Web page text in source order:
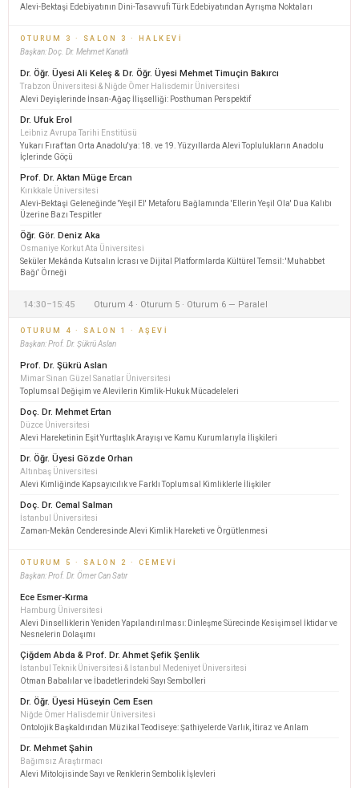
Alevi-Bektaşi Edebiyatının Dini-Tasavvufi Türk Edebiyatından Ayrışma Noktaları
OTURUM 3 · SALON 3 · HALKEVI
Başkan: Doç. Dr. Mehmet Kanatlı
Dr. Öğr. Üyesi Ali Keleş & Dr. Öğr. Üyesi Mehmet Timuçin Bakırcı
Trabzon Üniversitesi & Niğde Ömer Halisdemir Üniversitesi
Alevi Deyişlerinde İnsan-Ağaç İlişselliği: Posthuman Perspektif
Dr. Ufuk Erol
Leibniz Avrupa Tarihi Enstitüsü
Yukarı Fırat'tan Orta Anadolu'ya: 18. ve 19. Yüzyıllarda Alevi Toplulukların Anadolu
İçlerinde Göçü
Prof. Dr. Aktan Müge Ercan
Kırıkkale Üniversitesi
Alevi-Bektaşi Geleneğinde 'Yeşil El' Metaforu Bağlamında 'Ellerin Yeşil Ola' Dua Kalıbı
Üzerine Bazı Tespitler
Öğr. Gör. Deniz Aka
Osmaniye Korkut Ata Üniversitesi
Seküler Mekânda Kutsalın İcrası ve Dijital Platformlarda Kültürel Temsil: 'Muhabbet
Bağı' Örneği
14:30–15:45 Oturum 4 · Oturum 5 · Oturum 6 — Paralel
OTURUM 4 · SALON 1 · AŞEVI
Başkan: Prof. Dr. Şükrü Aslan
Prof. Dr. Şükrü Aslan
Mimar Sinan Güzel Sanatlar Üniversitesi
Toplumsal Değişim ve Alevilerin Kimlik-Hukuk Mücadeleleri
Doç. Dr. Mehmet Ertan
Düzce Üniversitesi
Alevi Hareketinin Eşit Yurttaşlık Arayışı ve Kamu Kurumlarıyla İlişkileri
Dr. Öğr. Üyesi Gözde Orhan
Altınbaş Üniversitesi
Alevi Kimliğinde Kapsayıcılık ve Farklı Toplumsal Kimliklerle İlişkiler
Doç. Dr. Cemal Salman
İstanbul Üniversitesi
Zaman-Mekân Cenderesinde Alevi Kimlik Hareketi ve Örgütlenmesi
OTURUM 5 · SALON 2 · CEMEVI
Başkan: Prof. Dr. Ömer Can Satır
Ece Esmer-Kırma
Hamburg Üniversitesi
Alevi Dinselliklerin Yeniden Yapılandırılması: Dinleşme Sürecinde Kesişimsel İktidar ve
Nesnelerin Dolaşımı
Çiğdem Abda & Prof. Dr. Ahmet Şefik Şenlik
İstanbul Teknik Üniversitesi & İstanbul Medeniyet Üniversitesi
Otman Babalılar ve İbadetlerindeki Sayı Sembolleri
Dr. Öğr. Üyesi Hüseyin Cem Esen
Niğde Ömer Halisdemir Üniversitesi
Ontolojik Başkaldırıdan Müzikal Teodiseye: Şathiyelerde Varlık, İtiraz ve Anlam
Dr. Mehmet Şahin
Bağımsız Araştırmacı
Alevi Mitolojisinde Sayı ve Renklerin Sembolik İşlevleri